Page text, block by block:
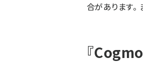
合があります
『